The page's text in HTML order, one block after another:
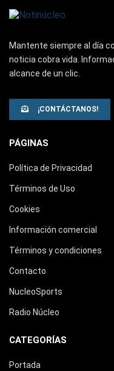
Mantente siempre al día
noticia cobra vida.
alcance de un clic.
¡CONTÁCTANOS!
PÁGINAS
Política de Privacidad
Términos de Uso
Cookies
Información comercial
Términos y condiciones
Contacto
NucleoSports
Radio Núcleo
CATEGORÍAS
Portada